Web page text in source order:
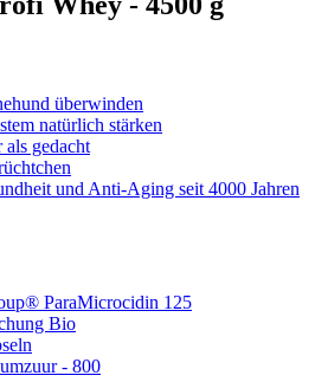
überwinden
natürlich stärken
gedacht
und Anti-Aging seit 4000 Jahren
ParaMicrocidin 125
Bio
- 800